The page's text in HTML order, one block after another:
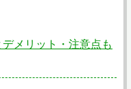
メリット・注意点も